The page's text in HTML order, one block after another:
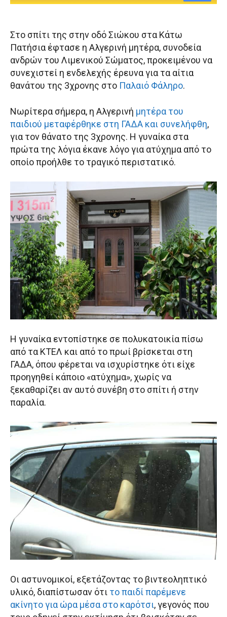
Στο σπίτι της στην οδό Σιώκου στα Κάτω
Πατήσια έφτασε η Αλγερινή μητέρα, συνοδεία
ανδρών του Λιμενικού Σώματος, προκειμένου να
συνεχιστεί η ενδελεχής έρευνα για τα αίτια
θανάτου της 3χρονης στο Παλαιό Φάληρο.
Νωρίτερα σήμερα, η Αλγερινή μητέρα του
παιδιού μεταφέρθηκε στη ΓΑΔΑ και συνελήφθη,
για τον θάνατο της 3χρονης. Η γυναίκα στα
πρώτα της λόγια έκανε λόγο για ατύχημα από το
οποίο προήλθε το τραγικό περιστατικό.
Η γυναίκα εντοπίστηκε σε πολυκατοικία πίσω
από τα ΚΤΕΛ και από το πρωί βρίσκεται στη
ΓΑΔΑ, όπου φέρεται να ισχυρίστηκε ότι είχε
προηγηθεί κάποιο «ατύχημα», χωρίς να
ξεκαθαρίζει αν αυτό συνέβη στο σπίτι ή στην
παραλία.
Οι αστυνομικοί, εξετάζοντας το βιντεοληπτικό
υλικό, διαπίστωσαν ότι το παιδί παρέμενε
ακίνητο για ώρα μέσα στο καρότσι, γεγονός που